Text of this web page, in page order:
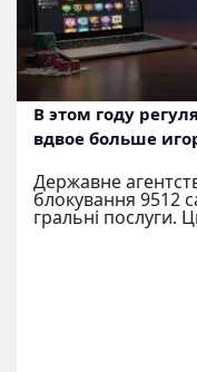
В этом году
вдвое больше
Державне
блокування 9512
гральні послуги.